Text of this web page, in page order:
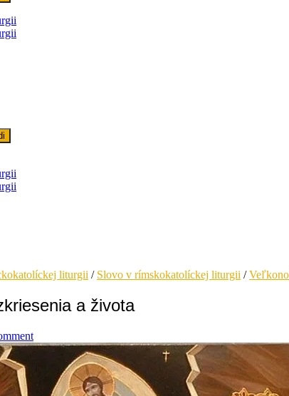
liturgii / Slovo v rímskokatolíckej liturgii /
a života